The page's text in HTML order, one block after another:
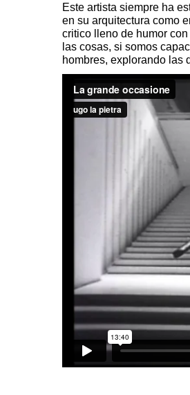
Este artista siempre ha
en su arquitectura como
critico lleno de humor
las cosas, si somos
hombres, explorando las